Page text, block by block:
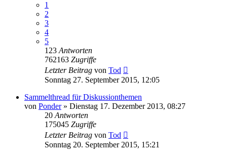
1
2
3
4
5
123 Antworten
762163 Zugriffe
Letzter Beitrag von Tod
Sonntag 27. September 2015, 12:05
Sammelthread für Diskussionthemen
von Ponder» Dienstag 17. Dezember 2013, 08:27
20 Antworten
175045 Zugriffe
Letzter Beitrag von Tod
Sonntag 20. September 2015, 15:21